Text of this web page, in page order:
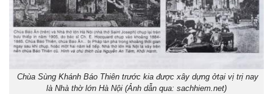
Chùa Sùng Khánh Báo Thiên trước kia được xây dựng ởtại vị trị nay
là Nhà thờ lớn Hà Nội (Ảnh dẫn qua: sachhiem.net)